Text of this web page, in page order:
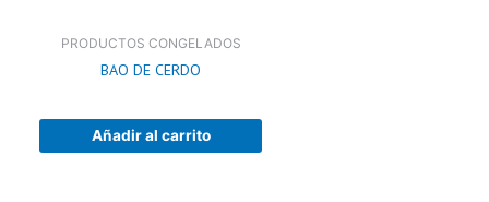
PRODUCTOS CONGELADOS
BAO DE CERDO
Añadir al carrito